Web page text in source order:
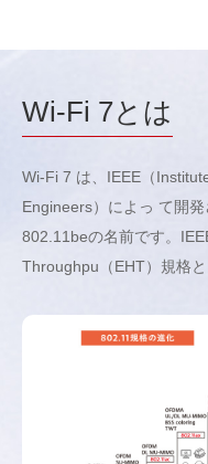
Wi-Fi 7とは
Wi-Fi 7 は、IEEE（
Engineers）によっ て開
802.11beの名前です。
Throughpu（EHT）規格と